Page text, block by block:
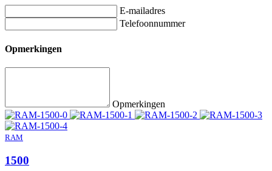
E-mailadres
Telefoonnummer
Opmerkingen
Opmerkingen
RAM
1500